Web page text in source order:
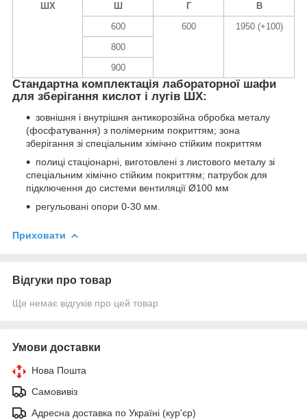
ШХ
Ш Г
В
600
600
1950 (+100)
800
900
Стандартна комплектація лабораторної шафи
для зберігання кислот і лугів ШХ:
зовнішня і внутрішня антикорозійна обробка металу
(фосфатування) з полімерним покриттям; зона
зберігання зі спеціальним хімічно стійким покриттям
полиці стаціонарні, виготовлені з листового металу зі
спеціальним хімічно стійким покриттям; патрубок для
підключення до системи вентиляції Ø100 мм
регульовані опори 0-30 мм.
Приховати
Відгуки про товар
Ще немає відгуків про цей товар
Умови доставки
Нова Пошта
Самовивіз
Адресна доставка по Україні (кур'єр)